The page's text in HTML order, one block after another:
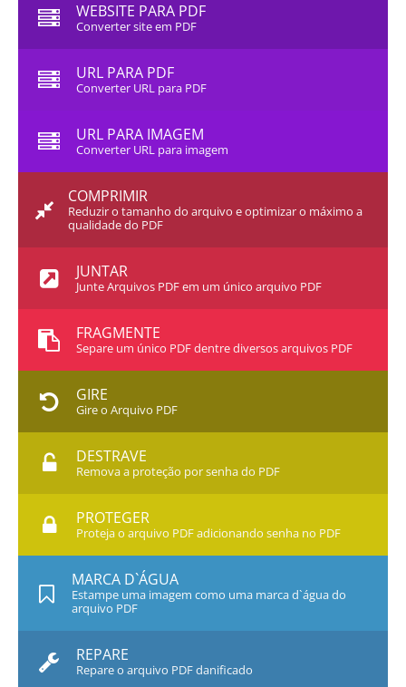
WEBSITE PARA PDF
Converter site em PDF
URL PARA PDF
Converter URL para PDF
URL PARA IMAGEM
Converter URL para imagem
COMPRIMIR
Reduzir o tamanho do arquivo e optimizar o máximo a
qualidade do PDF
JUNTAR
Junte Arquivos PDF em um único arquivo PDF
FRAGMENTE
Separe um único PDF dentre diversos arquivos PDF
GIRE
Gire o Arquivo PDF
DESTRAVE
Remova a proteção por senha do PDF
PROTEGER
Proteja o arquivo PDF adicionando senha no PDF
MARCA D`ÁGUA
Estampe uma imagem como uma marca d`água do
arquivo PDF
REPARE
Repare o arquivo PDF danificado